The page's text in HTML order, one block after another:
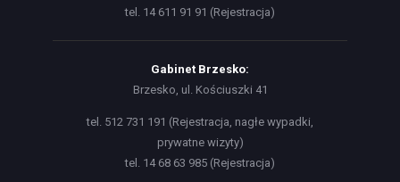
tel. 14 611 91 91 (Rejestracja)
Gabinet Brzesko:
Brzesko, ul. Kościuszki 41
tel. 512 731 191 (Rejestracja, nagłe wypadki,
prywatne wizyty)
tel. 14 68 63 985 (Rejestracja)